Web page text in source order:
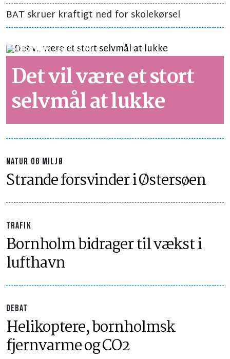
BAT skruer kraftigt ned for skolekørsel
SYNSPUNKT LÆSETID 3 MIN.
Det vil være et stort
selvmål at lukke
NATUR OG MILJØ
Strande forsvinder i Østersøen
TRAFIK
Bornholm bidrager til vækst i
lufthavn
DEBAT
Helikoptere, bornholmsk
fjernvarme og CO2